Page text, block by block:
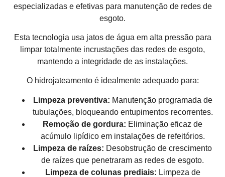
especializadas e efetivas para manutenção de redes de
esgoto.
Esta tecnologia usa jatos de água em alta pressão para
limpar totalmente incrustações das redes de esgoto,
mantendo a integridade de as instalações.
O hidrojateamento é idealmente adequado para:
Limpeza preventiva: Manutenção programada de
tubulações, bloqueando entupimentos recorrentes.
Remoção de gordura: Eliminação eficaz de
acúmulo lipídico em instalações de refeitórios.
Limpeza de raízes: Desobstrução de crescimento
de raízes que penetraram as redes de esgoto.
Limpeza de colunas prediais: Limpeza de